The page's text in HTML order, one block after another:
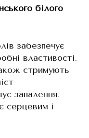
білого
забезпечує
властивості.
стримують
запалення,
серцевим і